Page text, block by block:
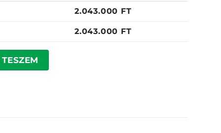
2.043.000 FT
2.043.000 FT